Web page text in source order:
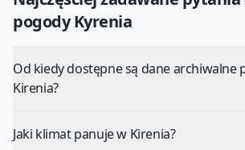
pogodyKyrenia
Od kiedy dostępne są dane archiwalne
Kirenia?
Jaki klimat panuje w Kirenia?